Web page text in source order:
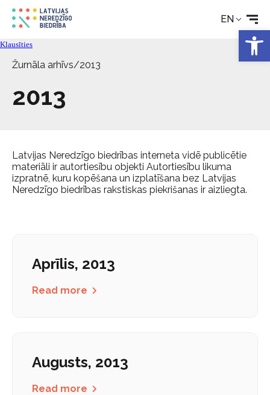
EN
Technical aids
News
Services
Contact
Klausīties
Žurnāla arhīvs/2013
2013
Latvijas Neredzīgo biedrības interneta vidē publicētie
materiāli ir autortiesību objekti Autortiesību likuma
izpratnē, kuru kopēšana un izplatīšana bez Latvijas
Neredzīgo biedrības rakstiskas piekrišanas ir aizliegta.
Aprīlis, 2013
Read more
Augusts, 2013
Read more